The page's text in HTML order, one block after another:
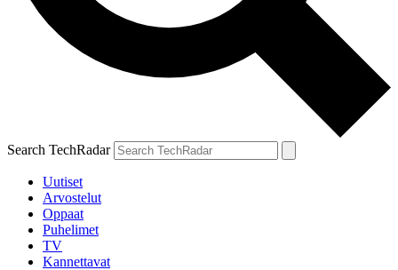
Search TechRadar
Uutiset
Arvostelut
Oppaat
Puhelimet
TV
Kannettavat